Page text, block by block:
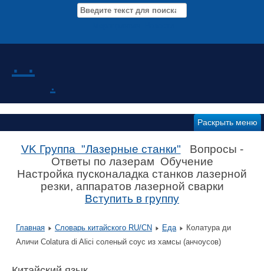
. .
.
Раскрыть меню
VK Группа "Лазерные станки" Вопросы -
Ответы по лазерам Обучение
Настройка пусконаладка станков лазерной
резки, аппаратов лазерной сварки
Вступить в группу
Главная Словарь китайского RU/CN Еда
Колатура ди
Аличи Colatura di Alici соленый соус из хамсы (анчоусов)